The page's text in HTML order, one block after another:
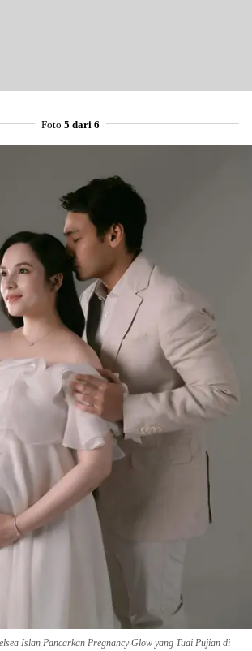
Foto 5 dari 6
Islan Pancarkan Pregnancy Glow yang Tuai Pujian di